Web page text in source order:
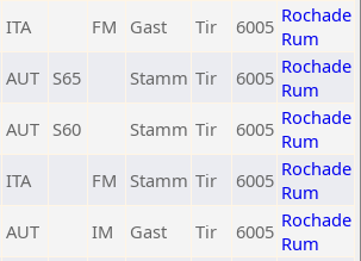
ITA FM Gast Tir 6005 Rochade
Rum
AUT S65 Stamm Tir 6005 Rochade
Rum
AUT S60 Stamm Tir 6005 Rochade
Rum
ITA FM Stamm Tir 6005 Rochade
Rum
AUT IM Gast Tir 6005 Rochade
Rum